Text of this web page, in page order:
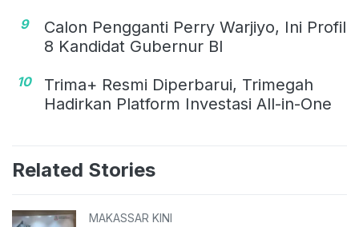
9
Calon Pengganti Perry Warjiyo, Ini Profil
8 Kandidat Gubernur BI
10
Trima+ Resmi Diperbarui, Trimegah
Hadirkan Platform Investasi All-in-One
Related Stories
MAKASSAR KINI